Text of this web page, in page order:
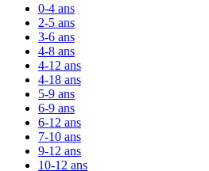
0-4 ans
2-5 ans
3-6 ans
4-8 ans
4-12 ans
4-18 ans
5-9 ans
6-9 ans
6-12 ans
7-10 ans
9-12 ans
10-12 ans